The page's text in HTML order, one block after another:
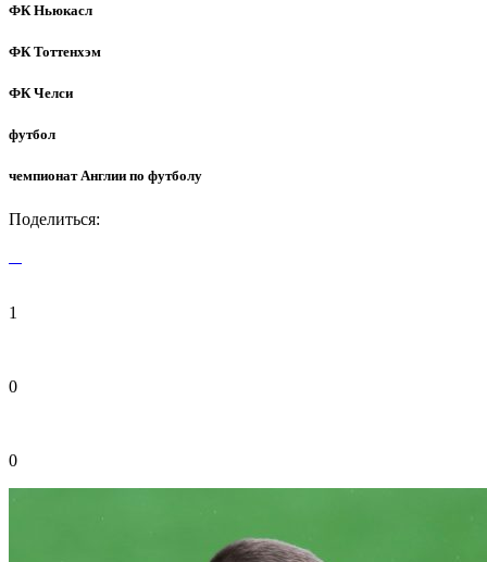
ФК Ньюкасл
ФК Тоттенхэм
ФК Челси
футбол
чемпионат Англии по футболу
Поделиться:
1
0
0